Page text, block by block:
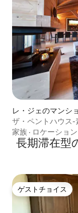
レ・ジェのマンシ
ザ・ペントハウス-
ト
家族 · ロケーション
長期滞在型
ゲストチョイス
ゲストチョイス